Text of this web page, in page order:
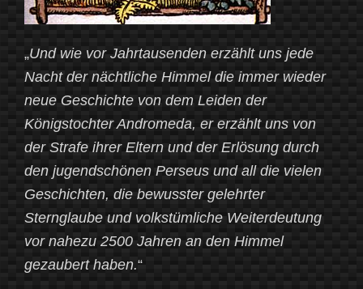
„Und wie vor Jahrtausenden erzählt uns jede
Nacht der nächtliche Himmel die immer wieder
neue Geschichte von dem Leiden der
Königstochter Andromeda, er erzählt uns von
der Strafe ihrer Eltern und der Erlösung durch
den jugendschönen Perseus und all die vielen
Geschichten, die bewusster gelehrter
Sternglaube und volkstümliche Weiterdeutung
vor nahezu 2500 Jahren an den Himmel
gezaubert haben.“